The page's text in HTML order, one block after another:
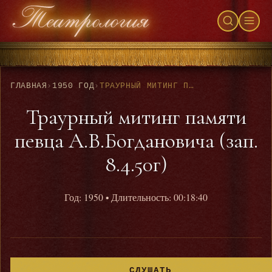
ГЛАВНАЯ › 1950 ГОД› ТРАУРНЫЙ МИТИНГ ПАМЯТИ ПЕВЦА А.В.БОГДАНОВИЧА (ЗАП. 8.4.50Г)
Траурный митинг памяти
певца А.В.Богдановича (зап.
8.4.50г)
Год: 1950• Длительность: 00:18:40